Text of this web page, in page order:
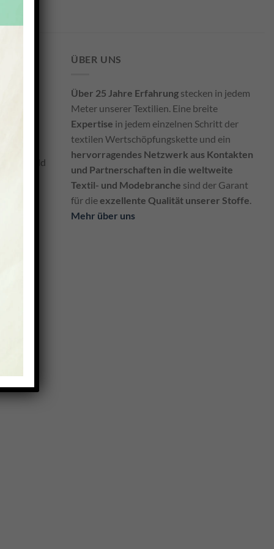
und Geld
ÜBER UNS
Über 25 Jahre Erfahrungstecken in jedem
Meter unserer Textilien. Eine breite
Expertise in jedem einzelnen Schritt der
textilen Wertschöpfungskette und ein
hervorragendes Netzwerk aus Kontakten
und Partnerschaften in die weltweite
Textil- und Modebranche sind der Garant
für dieexzellente Qualität unserer Stoffe
Mehr über uns